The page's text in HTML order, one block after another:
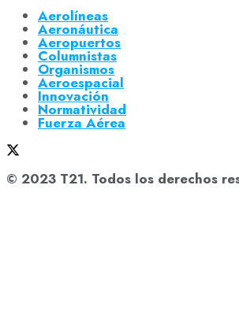
Aerolíneas
Aeronáutica
Aeropuertos
Columnistas
Organismos
Aeroespacial
Innovación
Normatividad
Fuerza Aérea
© 2023 T21. Todos los derechos